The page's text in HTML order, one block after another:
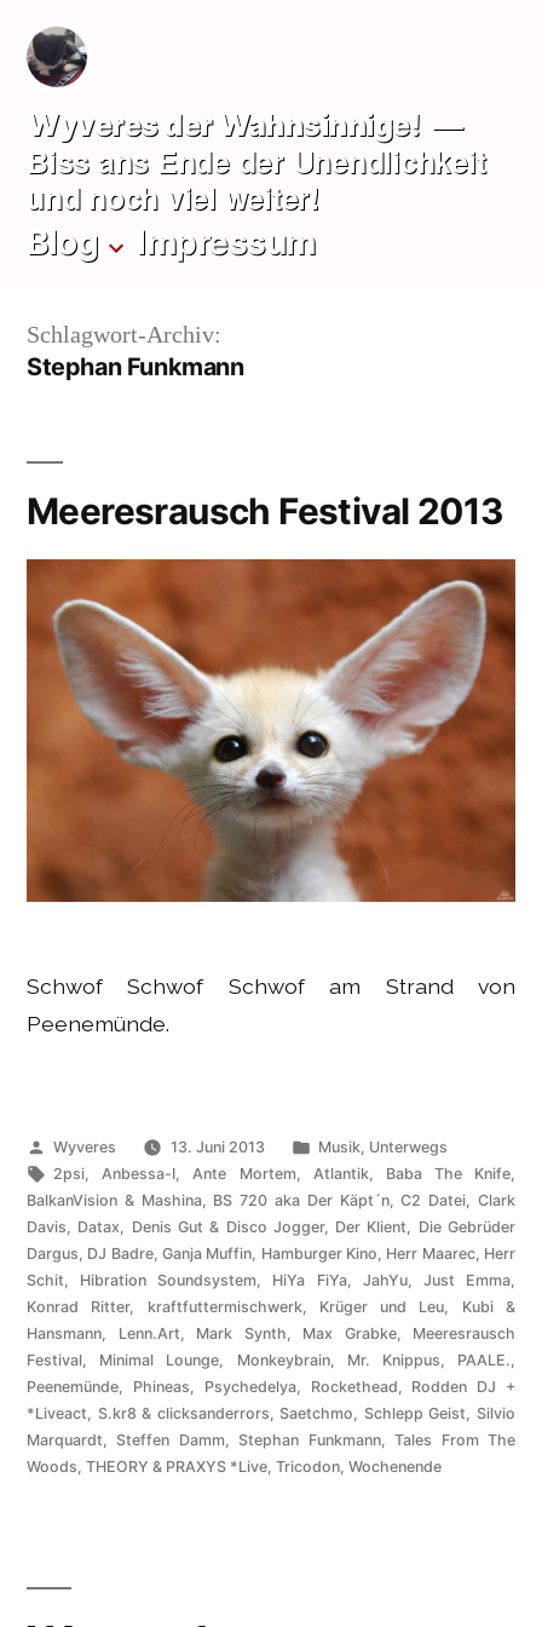
Zum
Inhalt
springen
Wyveres der Wahnsinnige!
Biss ans Ende der Unendlichkeit
und noch viel weiter!
Blog Impressum
Schlagwort-Archiv:
Stephan Funkmann
Meeresrausch Festival 2013
Schwof Schwof Schwof am Strand von
Peenemünde.
Veröffentlicht
von
Wyveres 13. Juni 2013
Veröffentlicht
unter
Musik, Unterwegs
Schlagwörter:
2psi Anbessa-I Ante Mortem Atlantik, Baba The Knife
BalkanVision & Mashina, BS 720 aka Der Käpt´n,C2 Datei ,Clark
Davis
Datax Denis Gut & Disco Jogger, Der Klient
Die Gebrüder
Dargus DJ Badre,Ganja Muffin Hamburger Kino Herr Maarec, Herr
Schit
Hibration Soundsystem HiYa FiYa, JahYu, Just Emma
Konrad Ritter, kraftfuttermischwerk, Krüger und Leu
Kubi &
Hansmann
Lenn.Art Mark Synth Max Grabke, Meeresrausch
Festival
Minimal Lounge Monkeybrain, Mr. Knippus PAALE.
Peenemünde
Phineas Psychedelya, Rockethead
Rodden DJ +
*Liveact
S.kr8 & clicksanderrors Saetchmo Schlepp Geist
Silvio
Marquardt
Steffen Damm Stephan Funkmann,Tales From The
Woods THEORY & PRAXYS *Live Tricodon Wochenende